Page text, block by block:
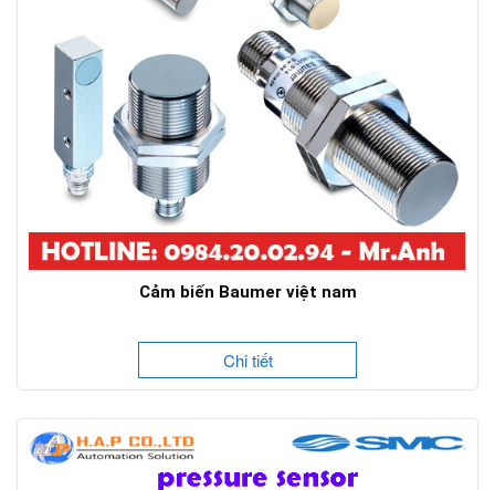
Cảm biến Baumer việt nam
Chi tiết